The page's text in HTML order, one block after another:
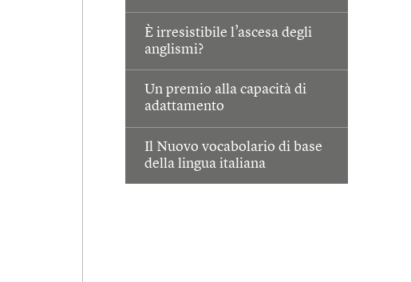
È irresistibile l’ascesa degli
anglismi?
Un premio alla capacità di
adattamento
Il Nuovo vocabolario di base
della lingua italiana